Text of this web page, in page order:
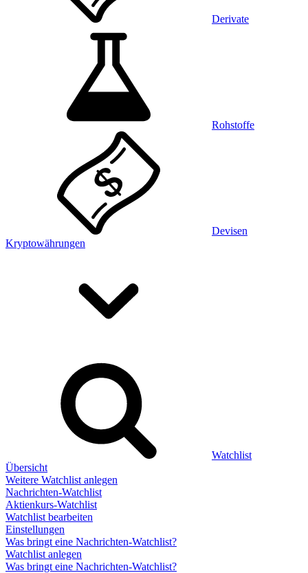
Derivate
Rohstoffe
Devisen
Kryptowährungen
Watchlist
Übersicht
Weitere Watchlist anlegen
Nachrichten-Watchlist
Aktienkurs-Watchlist
Watchlist bearbeiten
Einstellungen
Was bringt eine Nachrichten-Watchlist?
Watchlist anlegen
Was bringt eine Nachrichten-Watchlist?